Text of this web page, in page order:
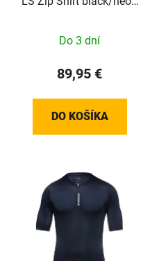
Do 3 dní
89,95 €
DO KOŠÍKA